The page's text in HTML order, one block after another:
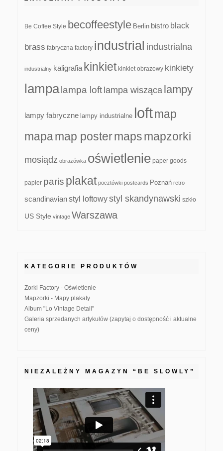
Be Coffee Style becoffeestyle Berlin bistro black
brass fabryczna factory industrial industrialna
industrialny kaligrafia kinkiet kinkiet obrazowy kinkiety
lampa lampa loft lampa wisząca lampy
lampy fabryczne lampy industrialne loftmap
mapamap postermapsmapzorki
mosiądz obrazówka oświetlenie paper goods
papier paris plakat pocztówki postcards Poznań retro
scandinavianstyl loftowystyl skandynawski szkło
US Style vintage Warszawa
KATEGORIE PRODUKTÓW
Zorki Factory - Oświetlenie
Mapzorki - Mapy plakaty
Album "Lo Vintage Detail"
Galeria sprzedanych artykułów (zapytaj o dostępność i aktualne
ceny)
NIEZALEŻNY MAGAZYN “BE SLOWLY”